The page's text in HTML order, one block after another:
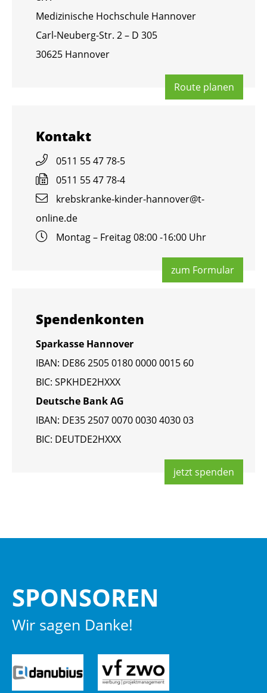
Me­di­zi­ni­sche Hoch­schu­le Han­no­ver
Carl-Neu­berg-Str. 2 – D 305
30625 Han­no­ver
Route pla­nen
Kon­takt
0511 55 47 78-5
0511 55 47 78-4
krebs­kran­ke-kin­der-han­no­ver@​t-​
online.​de
Mon­tag – Frei­tag 08:00 -16:00 Uhr
zum For­mu­lar
Spen­den­kon­ten
Spar­kas­se Han­no­ver
IBAN: DE86 2505 0180 0000 0015 60
BIC: SPKHDE2HXXX
Deut­sche Bank AG
IBAN: DE35 2507 0070 0030 4030 03
BIC: DEUT­DE2HXXX
jetzt spen­den
SPON­SO­REN
Wir sagen Danke!